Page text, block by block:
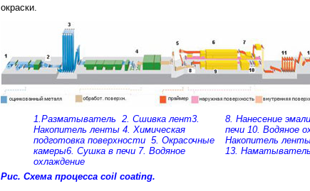
окраски.
1.Разматыватель 2. Сшивка лент3.
Накопитель ленты4. Химическая
подготовка поверхности 5. Окрасочные
камеры6. Сушка в печи 7. Водяное
охлаждение
8. Нанесение
печи10. Водяное
Накопитель
13.
Рис. Схема процесса coil coating.